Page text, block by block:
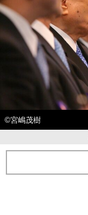
©宮嶋茂樹